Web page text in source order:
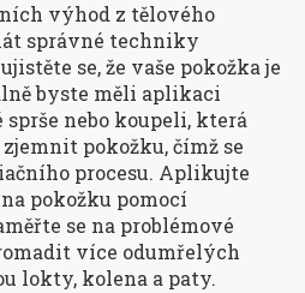
výhod z tělového
správné techniky
se, že vaše pokožka je
byste měli aplikaci
nebo koupeli, která
pokožku, čímž se
procesu. Aplikujte
pokožku pomocí
se na problémové
více odumřelých
lokty, kolena a paty.